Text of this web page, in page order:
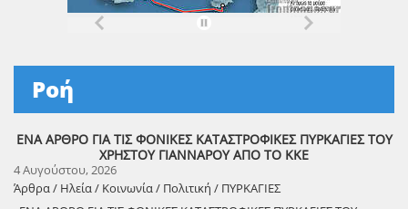
Ροή
ΕΝΑ ΑΡΘΡΟ ΓΙΑ ΤΙΣ ΦΟΝΙΚΕΣ ΚΑΤΑΣΤΡΟΦΙΚΕΣ ΠΥΡΚΑΓΙΕΣ ΤΟΥ
ΧΡΗΣΤΟΥ ΓΙΑΝΝΑΡΟΥ ΑΠΟ ΤΟ ΚΚΕ
4 Αυγούστου, 2026
Άρθρα / Ηλεία / Κοινωνία / Πολιτική / ΠΥΡΚΑΓΙΕΣ